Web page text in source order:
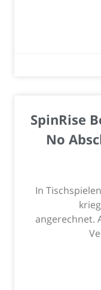
SpinRise
No
In
angerechnet.